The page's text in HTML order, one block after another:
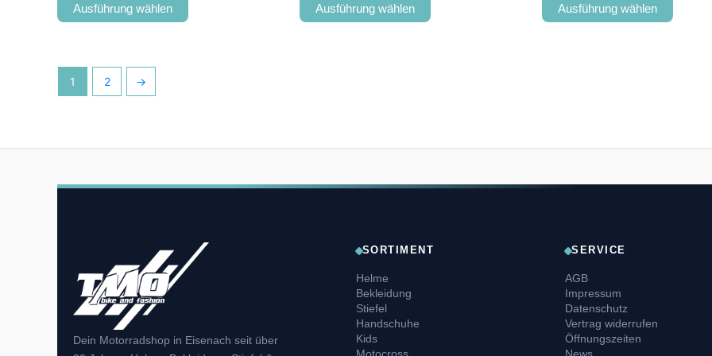
Ausführung wählen Ausführung wählen Ausführung wählen
1 2 →
Dein Motorradshop in Eisenach seit über
SORTIMENT
Helme
Bekleidung
Stiefel
Handschuhe
Kids
SERVICE
AGB
Impressum
Datenschutz
Vertrag widerrufen
Öffnungszeiten